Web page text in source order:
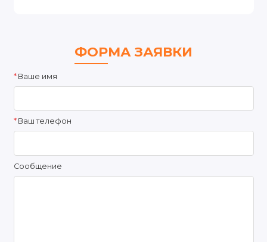
ФОРМА ЗАЯВКИ
Ваше имя
Ваш телефон
Сообщение